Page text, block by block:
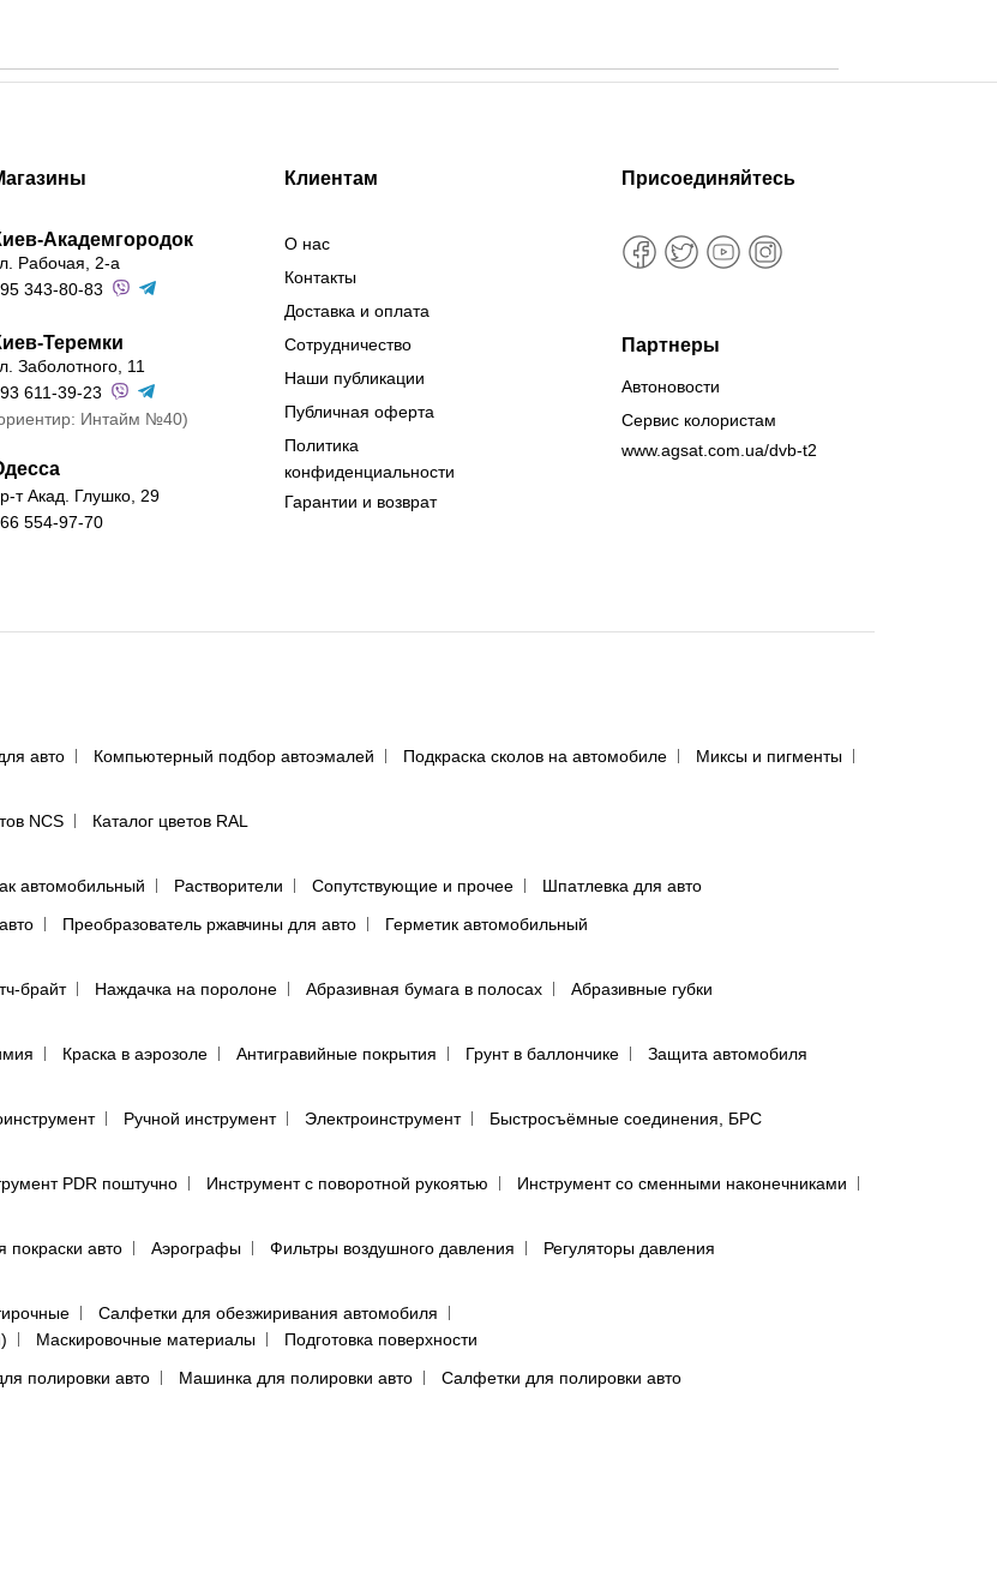
Академгородок
Рабочая, 2-а
343-80-83
Теремки
Заболотного, 11
611-39-23
Интайм №40)
т Акад. Глушко, 29
554-97-70
Клиентам
О нас
Контакты
Доставка и оплата
Сотрудничество
Наши публикации
Публичная оферта
Политика
конфиденциальности
Гарантии и возврат
Присоединяйтесь
Партнеры
Автоновости
Сервис колористам
www.agsat.com.ua/dvb-t2
авто Компьютерный подбор автоэмалей Подкраска сколов на автомобиле
Миксы и пигменты
NCS
Каталог цветов RAL
автомобильный Растворители Сопутствующие и прочее
Шпатлевка для авто
Преобразователь ржавчины для авто
Герметик автомобильный
брайт Наждачка на поролоне Абразивная бумага в полосах
Абразивные губки
Краска в аэрозоле Антигравийные покрытия Грунт в баллончике
Защита автомобиля
Ручной инструмент Электроинструмент
Быстросъёмные соединения, БРС
PDR поштучно Инструмент с поворотной рукоятью
Инструмент со сменными наконечниками
покраски авто Аэрографы Фильтры воздушного давления
Регуляторы давления
Салфетки для обезжиривания автомобиля
Маскировочные материалы
Подготовка поверхности
полировки авто Машинка для полировки авто
Салфетки для полировки авто